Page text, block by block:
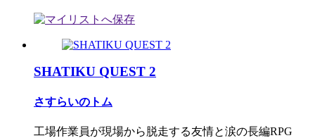
SHATIKU QUEST 2
さすらいのトム
工場作業員が現場から脱走する友情と涙の長編RPG